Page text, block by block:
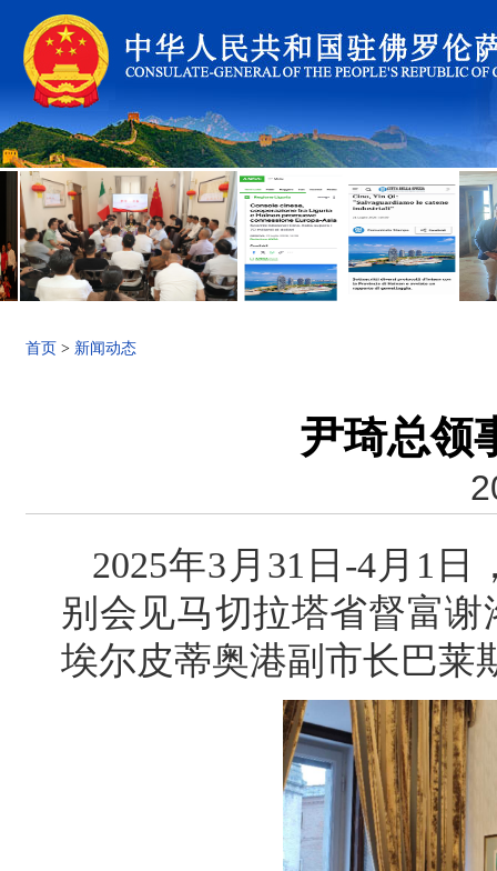
首页 > 新闻动态
尹琦总领
2025年3月31日-4月1
别会见马切拉塔省督富
埃尔皮蒂奥港副市长巴莱